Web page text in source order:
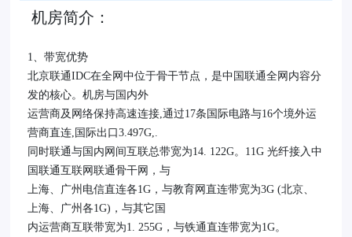
机房简介：
1、带宽优势
北京联通IDC在全网中位于骨干节点，是中国联通全网内容分
发的核心。机房与国内外
运营商及网络保持高速连接,通过17条国际电路与16个境外运
营商直连,国际出口3.497G,.
同时联通与国内网间互联总带宽为14. 122G。11G 光纤接入中
国联通互联网联通骨干网，与
上海、广州电信直连各1G，与教育网直连带宽为3G (北京、
上海、广州各1G)，与其它国
内运营商互联带宽为1. 255G，与铁通直连带宽为1G。